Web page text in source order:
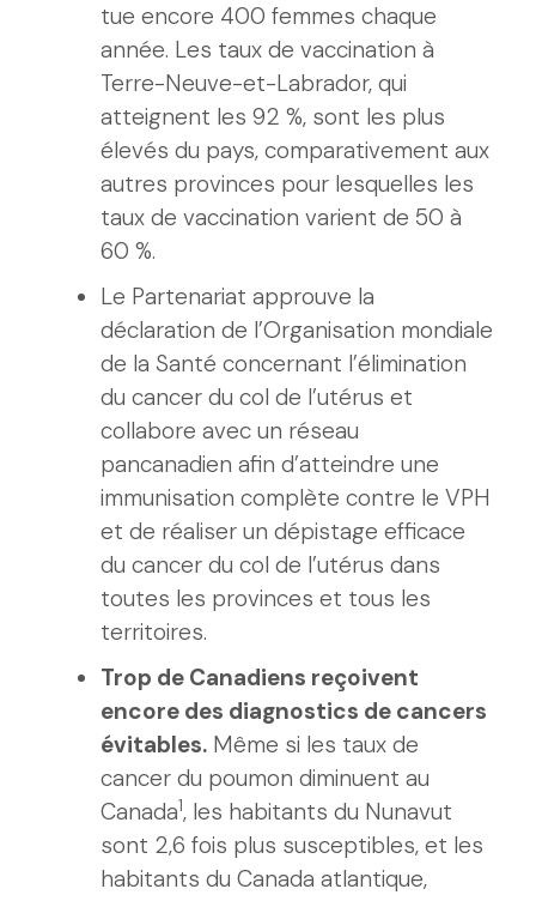
tue encore 400 femmes chaque
année. Les taux de vaccination à
Terre-Neuve-et-Labrador, qui
atteignent les 92 %, sont les plus
élevés du pays, comparativement aux
autres provinces pour lesquelles les
taux de vaccination varient de 50 à
60 %.
Le Partenariat approuve la
déclaration de l’Organisation mondiale
de la Santé concernant l’élimination
du cancer du col de l’utérus et
collabore avec un réseau
pancanadien afin d’atteindre une
immunisation complète contre le VPH
et de réaliser un dépistage efficace
du cancer du col de l’utérus dans
toutes les provinces et tous les
territoires.
Trop de Canadiens reçoivent
encore des diagnostics de cancers
évitables. Même si les taux de
cancer du poumon diminuent au
Canada1, les habitants du Nunavut
sont 2,6 fois plus susceptibles, et les
habitants du Canada atlantique,